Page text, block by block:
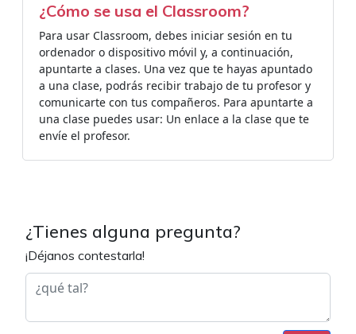
¿Cómo se usa el Classroom?
Para usar Classroom, debes iniciar sesión en tu
ordenador o dispositivo móvil y, a continuación,
apuntarte a clases. Una vez que te hayas apuntado
a una clase, podrás recibir trabajo de tu profesor y
comunicarte con tus compañeros. Para apuntarte a
una clase puedes usar: Un enlace a la clase que te
envíe el profesor.
¿Tienes alguna pregunta?
¡Déjanos contestarla!